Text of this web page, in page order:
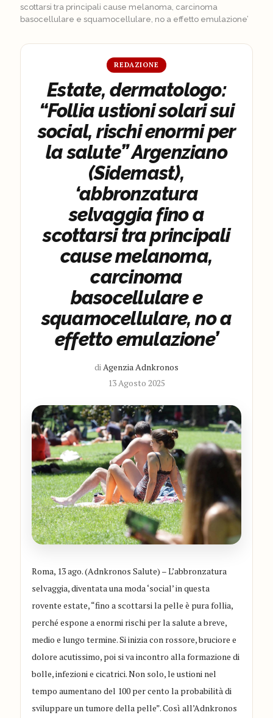
scottarsi tra principali cause melanoma, carcinoma
basocellulare e squamocellulare, no a effetto emulazione’
REDAZIONE
Estate, dermatologo:
“Follia ustioni solari sui
social, rischi enormi per
la salute” Argenziano
(Sidemast),
‘abbronzatura
selvaggia fino a
scottarsi tra principali
cause melanoma,
carcinoma
basocellulare e
squamocellulare, no a
effetto emulazione’
di Agenzia Adnkronos
13 Agosto 2025
Roma, 13 ago. (Adnkronos Salute) – L’abbronzatura
selvaggia, diventata una moda ‘social’ in questa
rovente estate, “fino a scottarsi la pelle è pura follia,
perché espone a enormi rischi per la salute a breve,
medio e lungo termine. Si inizia con rossore, bruciore e
dolore acutissimo, poi si va incontro alla formazione di
bolle, infezioni e cicatrici. Non solo, le ustioni nel
tempo aumentano del 100 per cento la probabilità di
sviluppare un tumore della pelle”. Così all’Adnkronos